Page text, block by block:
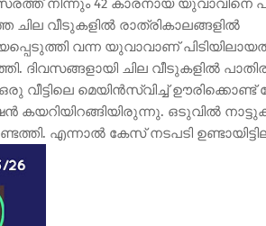
നിന്നും 42 കാരനായ യുവാവിനെ
വീടുകളിൽ രാത്രികാലങ്ങളിൽ
വന്ന യുവാവാണ്
ചില വീടുകളിൽ
വീട്ടിലെ മെയിൻസ്വിച്ച് ഊരിക്കൊണ്ട്
കയറിയിറങ്ങിയിരുന്നു. ഒടുവിൽ
എന്നാൽ കേസ് നടപടി